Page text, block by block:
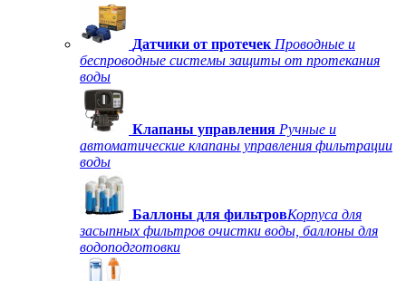
Датчики от протечек Проводные и
беспроводные системы защиты от протекания
воды
Клапаны управления Ручные и
автоматические клапаны управления фильтрации
воды
Баллоны для фильтровКорпуса для
засыпных фильтров очистки воды, баллоны для
водоподготовки